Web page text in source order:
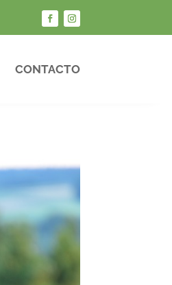
CONTACTO